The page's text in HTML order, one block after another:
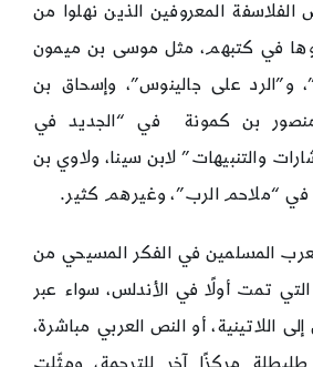
الفلاسفة المعروفين الذين نهلوا من
في كتبهم، مثل موسى بن ميمون
و”الرد على جالينوس”، وإسحاق بن
بن كمونة في “الجديد في
والتنبيهات” لابن سينا، ولاوي بن
“ملاحم الرب”، وغيرهم كثير.
المسلمين في الفكر المسيحي من
تمت أولًا في الأندلس، سواء عبر
اللاتينية، أو النص العربي مباشرة،